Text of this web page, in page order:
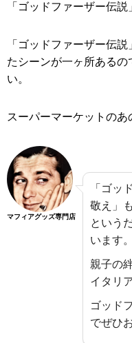
「ゴッドファーザー伝
「ゴッドファーザー伝
たシーンが一ヶ所あるの
い。
スーパーマーケットのあ
マフィアグッズ専門店
「ゴッ
敬え」
という
います。
親子の
イタリ
ゴッド
でぜひ